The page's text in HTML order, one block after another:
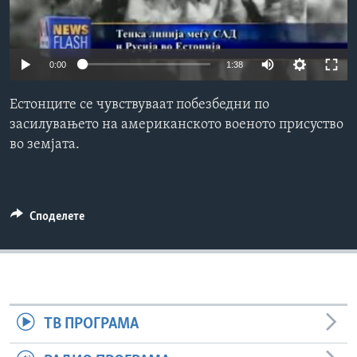
ИНТЕРВЈУА
Јазици
0:00 1:38
Естонците се чувствуваат побезбедни по
засилувањето на американското военото присуство
во земјата.
Споделете
ТВ ПРОГРАМА